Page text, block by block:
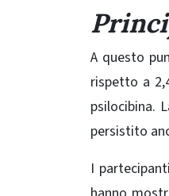
A questo
rispetto a
psilocibina.
persistito
I